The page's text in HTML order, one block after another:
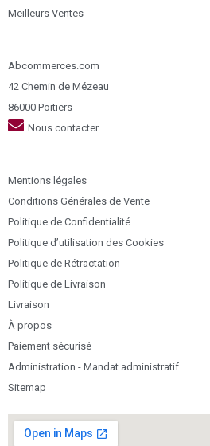
Meilleurs Ventes
Abcommerces.com
42 Chemin de Mézeau
86000 Poitiers
Nous contacter
Mentions légales
Conditions Générales de Vente
Politique de Confidentialité
Politique d’utilisation des Cookies
Politique de Rétractation
Politique de Livraison
Livraison
À propos
Paiement sécurisé
Administration - Mandat administratif
Sitemap